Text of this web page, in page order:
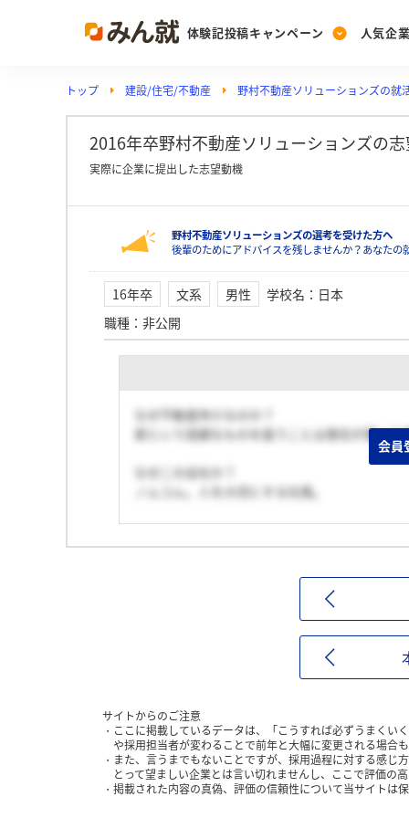
体験記投稿キャンペーン
Post
投稿する
人気企
Ranking
ランキングを見る
Vote
投票する
PickUp
注目の企業特集
トップ 建設/住宅/不動産 野村不動産ソリューションズの就
2016年卒野村不動産ソリューションズの
実際に企業に提出した志望動機
野村不動産ソリューションズの選考を受けた方へ
後輩のためにアドバイスを残しませんか？あなた
16年卒 文系 男性 学校名 ： 日本
職種 ： 非公開
なぜ不動産仲介なのか？
家という高額なものを扱うことは責任が重い
なぜこの会社か？
ノムコム。人を大切にする社風。
会員
サイトからのご注意
ここに掲載しているデータは、「こうすれば必ずうまくい
や採用担当者が変わることで前年と大幅に変更される場合
また、言うまでもないことですが、採用過程に対する感じ
とって望ましい企業とは言い切れませんし、ここで評価の
掲載された内容の真偽、評価の信頼性について当サイトは